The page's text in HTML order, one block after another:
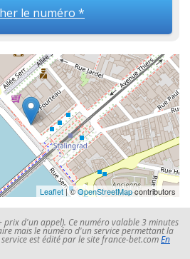
le numéro *
Leaflet| ©OpenStreetMapcontributors
prix d'un appel). Ce numéro valable 3 minutes
mais le numéro d'un service permettant la
est édité par le site france-bet.comEn